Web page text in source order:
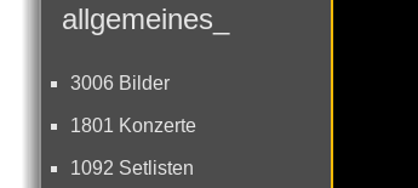
allgemeines_
3006 Bilder
1801 Konzerte
1092 Setlisten